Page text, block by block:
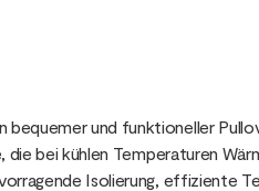
und funktioneller
bei kühlen Temperaturen
Isolierung, effiziente